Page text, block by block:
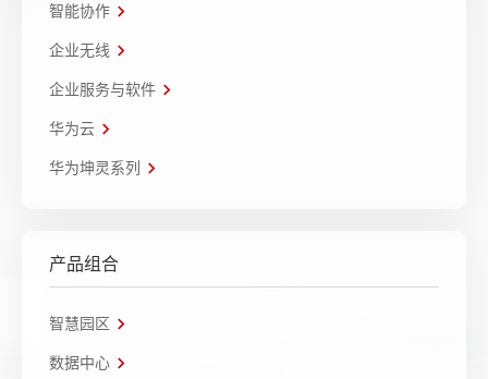
智能协作
企业无线
企业服务与软件
华为云
华为坤灵系列
产品组合
智慧园区
数据中心